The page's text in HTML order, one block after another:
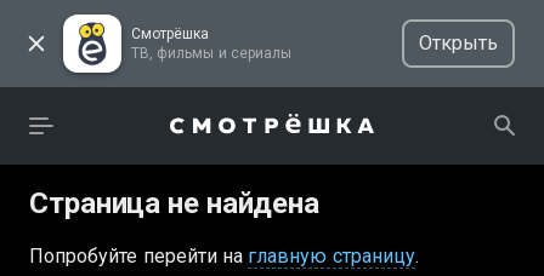
Смотрёшка
ТВ, фильмы и сериалы
Открыть
Страница не найдена
Попробуйте перейти на главную страницу.